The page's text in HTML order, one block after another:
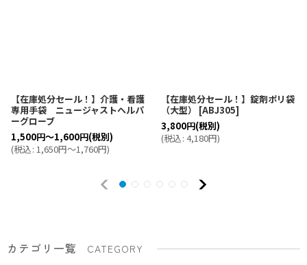
【在庫処分セール！】介護・看護
専用手袋 ニュージャストヘルパ
ーグローブ
1,500円～1,600円(税別)
(税込: 1,650円～1,760円)
【在庫処分セール！】錠剤ポリ袋
（大型）
[ABJ305]
3,800円(税別)
(税込: 4,180円)
カテゴリ一覧
CATEGORY